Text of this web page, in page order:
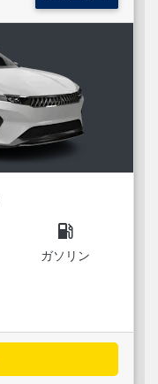
local_gas_station
ガソリン